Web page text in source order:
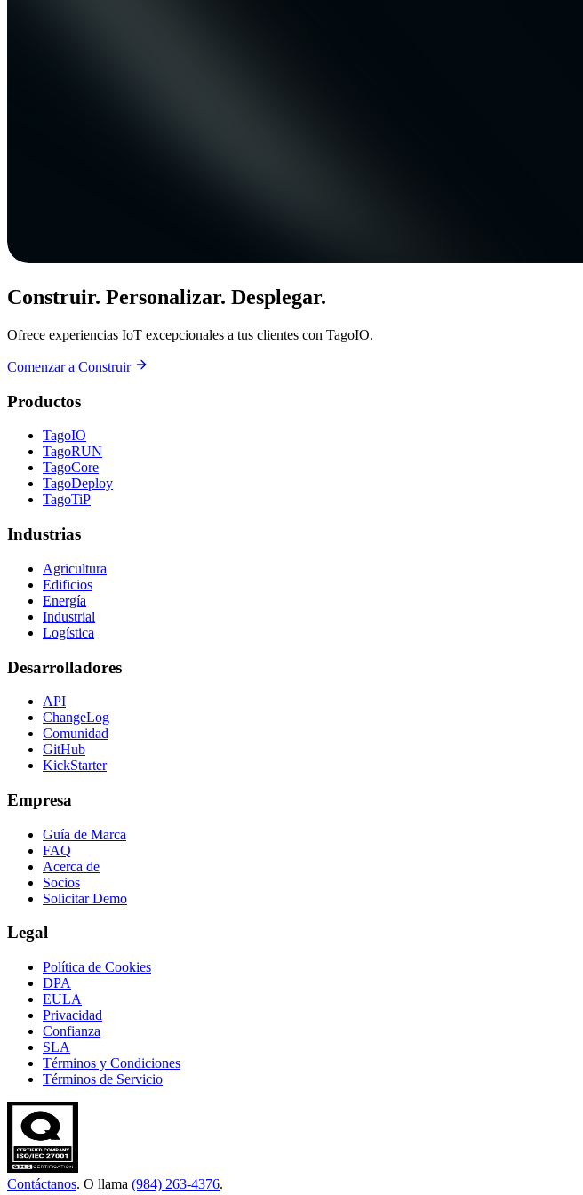
Construir. Personalizar. Desplegar.
Ofrece experiencias IoT excepcionales a tus clientes con TagoIO.
Comenzar a Construir
Productos
TagoIO
TagoRUN
TagoCore
TagoDeploy
TagoTiP
Industrias
Agricultura
Edificios
Energía
Industrial
Logística
Desarrolladores
API
ChangeLog
Comunidad
GitHub
KickStarter
Empresa
Guía de Marca
FAQ
Acerca de
Socios
Solicitar Demo
Legal
Política de Cookies
DPA
EULA
Privacidad
Confianza
SLA
Términos y Condiciones
Términos de Servicio
Contáctanos. O llama (984) 263-4376.